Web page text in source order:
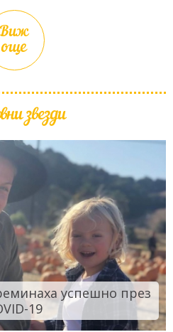
Виж
още
звезди
успешно през
19